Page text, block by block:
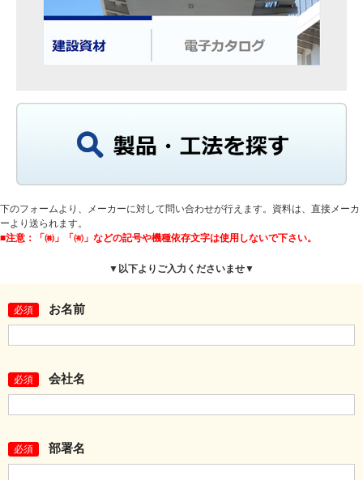
下のフォームより、メーカーに対して問い合わせが行えます。資料は、直接メーカ
ーより送られます。
■注意：「㈱」「㈲」などの記号や機種依存文字は使用しないで下さい。
▼以下よりご入力くださいませ▼
必須 お名前
必須 会社名
必須 部署名